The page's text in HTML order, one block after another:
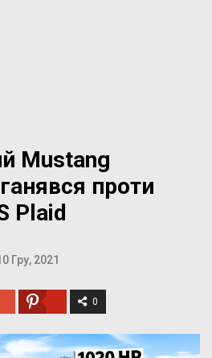
Mustang
проти
Plaid
Гру, 2021
0